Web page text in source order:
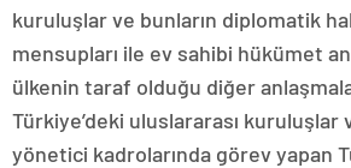
kuruluşlar ve bunların diplomatik
mensupları ile ev sahibi hükümet
ülkenin taraf olduğu diğer
Türkiye’deki uluslararası kuruluşlar
yönetici kadrolarında görev yapan